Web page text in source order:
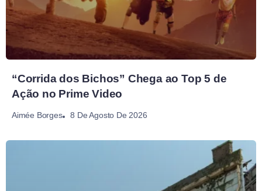
“Corrida dos Bichos” Chega ao Top 5 de
Ação no Prime Video
Aimée Borges 8 De Agosto De 2026